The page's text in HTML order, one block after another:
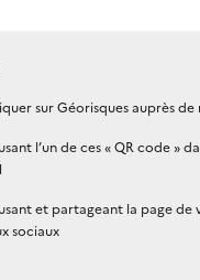
sur Géorisques auprès de
l’un de ces « QR code »
et partageant la page de
sociaux